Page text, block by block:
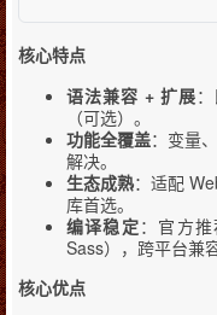
核心特点
语法兼容 + 扩展
（可选）。
功能全覆盖：变量
解决。
生态成熟：适配
库首选。
编译稳定：官方
Sass），跨平台兼容
核心优点